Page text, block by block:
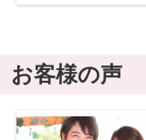
お客様の声